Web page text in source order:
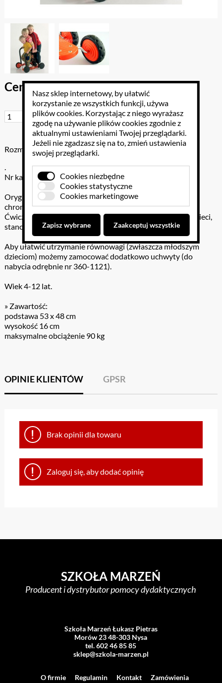
Cena brutto: 528.90 PLN
Do koszyka
Rozmiar: 53 x 48 cm
.
Nr katalogowy: 360-1120
Oryginalny pojazd najwyższej jakości - trwałe tworzywo,
chromowane pręty średnica 14 mm i gumowe opony.
Ćwiczenia na koordonce wspaniale rozwijają motorykę dzieci,
stanowiąc również doskonały przyrząd do rehabilitacji.
Aby ułatwić utrzymanie równowagi (zwłaszcza młodszym
dzieciom) możemy zamocować dodatkowo uchwyty (do
nabycia odrębnie nr 360-1121).
Wiek 4-12 lat.
» Zawartość:
podstawa 53 x 48 cm
wysokość 16 cm
maksymalne obciążenie 90 kg
OPINIE KLIENTÓW GPSR
Brak opinii dla towaru
Zaloguj się, aby dodać opinię
SZKOŁA MARZEŃ
Producent i dystrybutor pomocy dydaktycznych
Szkoła Marzeń Łukasz Pietras
Morów 23 48-303 Nysa
tel. 602 46 85 85
sklep@szkola-marzen.pl
O firmie Regulamin Kontakt
Zamówienia
Nasz sklep internetowy, by ułatwić
korzystanie ze wszystkich funkcji, używa
plików cookies. Korzystając z niego wyrażasz
zgodę na używanie plików cookies zgodnie z
aktualnymi ustawieniami Twojej przeglądarki.
Jeżeli nie zgadzasz się na to, zmień ustawienia
swojej przeglądarki.
Cookies niezbędne
Cookies statystyczne
Cookies marketingowe
Zapisz wybrane Zaakceptuj wszystkie